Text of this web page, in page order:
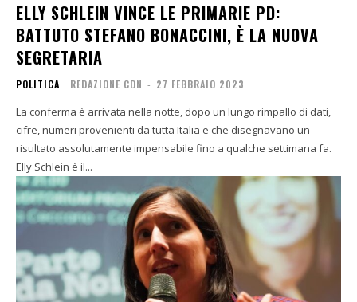
ELLY SCHLEIN VINCE LE PRIMARIE PD:
BATTUTO STEFANO BONACCINI, È LA NUOVA
SEGRETARIA
POLITICA REDAZIONE CDN - 27 FEBBRAIO 2023
La conferma è arrivata nella notte, dopo un lungo rimpallo di dati,
cifre, numeri provenienti da tutta Italia e che disegnavano un
risultato assolutamente impensabile fino a qualche settimana fa.
Elly Schlein è il...